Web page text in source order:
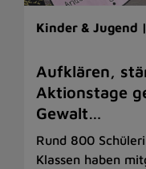
Kinder & Jugend |
Aufklären,
Aktionstage
Gewalt…
Rund 800
Klassen haben